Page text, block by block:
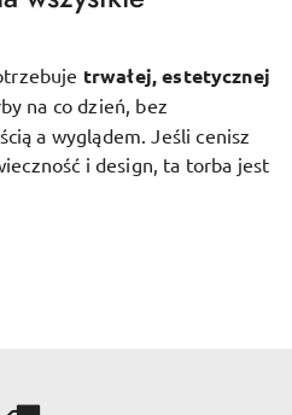
trwałej, estetycznej
na co dzień, bez
a wyglądem. Jeśli cenisz
i design, ta torba jest